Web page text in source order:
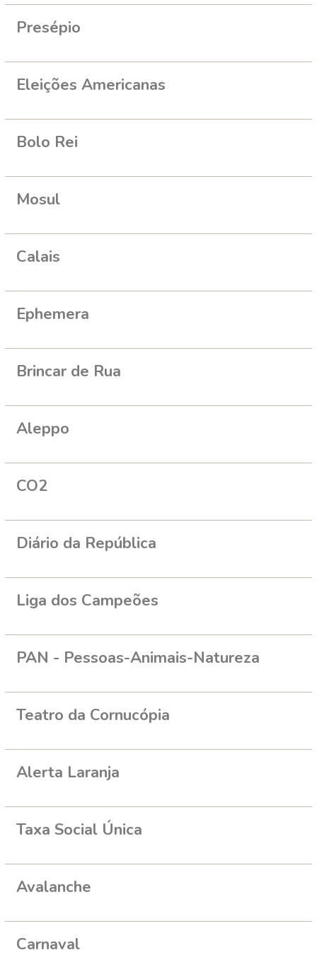
Presépio
Eleições Americanas
Bolo Rei
Mosul
Calais
Ephemera
Brincar de Rua
Aleppo
CO2
Diário da República
Liga dos Campeões
PAN - Pessoas-Animais-Natureza
Teatro da Cornucópia
Alerta Laranja
Taxa Social Única
Avalanche
Carnaval